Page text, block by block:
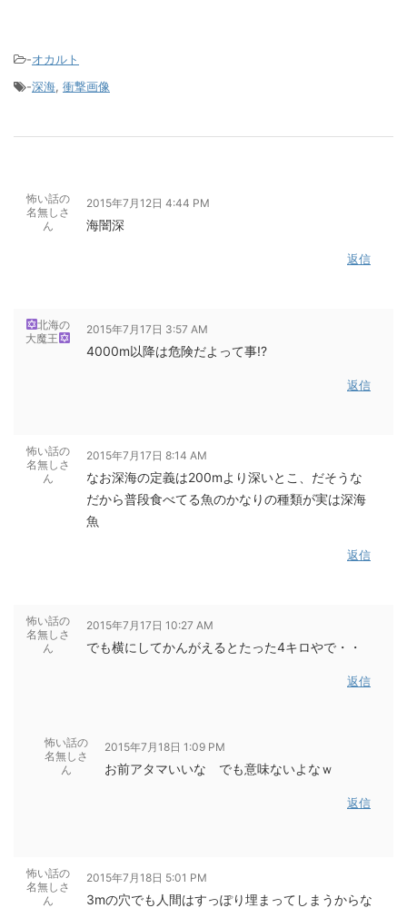
-オカルト
-深海, 衝撃画像
怖い話の
名無しさ
ん
2015年7月12日 4:44 PM
海闇深
返信
北海の
大魔王
2015年7月17日 3:57 AM
4000m以降は危険だよって事!?
返信
怖い話の
名無しさ
ん
2015年7月17日 8:14 AM
なお深海の定義は200mより深いとこ、だそうな
だから普段食べてる魚のかなりの種類が実は深海
魚
返信
怖い話の
名無しさ
ん
2015年7月17日 10:27 AM
でも横にしてかんがえるとたった4キロやで・・
返信
怖い話の
名無しさ
ん
2015年7月18日 1:09 PM
お前アタマいいな でも意味ないよなｗ
返信
怖い話の
名無しさ
ん
2015年7月18日 5:01 PM
3mの穴でも人間はすっぽり埋まってしまうからな